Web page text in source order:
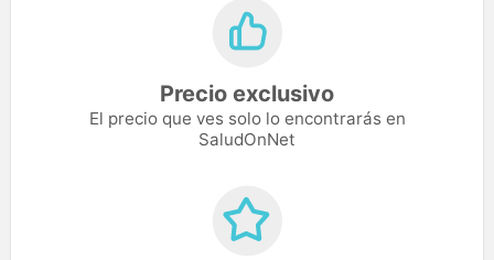
Precio exclusivo
El precio que ves solo lo encontrarás en
SaludOnNet